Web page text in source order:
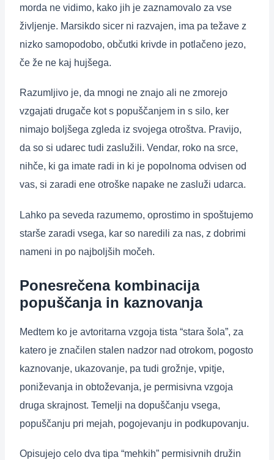
morda ne vidimo, kako jih je zaznamovalo za vse
življenje. Marsikdo sicer ni razvajen, ima pa težave z
nizko samopodobo, občutki krivde in potlačeno jezo,
če že ne kaj hujšega.
Razumljivo je, da mnogi ne znajo ali ne zmorejo
vzgajati drugače kot s popuščanjem in s silo, ker
nimajo boljšega zgleda iz svojega otroštva. Pravijo,
da so si udarec tudi zaslužili. Vendar, roko na srce,
nihče, ki ga imate radi in ki je popolnoma odvisen od
vas, si zaradi ene otroške napake ne zasluži udarca.
Lahko pa seveda razumemo, oprostimo in spoštujemo
starše zaradi vsega, kar so naredili za nas, z dobrimi
nameni in po najboljših močeh.
Ponesrečena kombinacija
popuščanja in kaznovanja
Medtem ko je avtoritarna vzgoja tista “stara šola”, za
katero je značilen stalen nadzor nad otrokom, pogosto
kaznovanje, ukazovanje, pa tudi grožnje, vpitje,
poniževanja in obtoževanja, je permisivna vzgoja
druga skrajnost. Temelji na dopuščanju vsega,
popuščanju pri mejah, pogojevanju in podkupovanju.
Opisujejo celo dva tipa “mehkih” permisivnih družin